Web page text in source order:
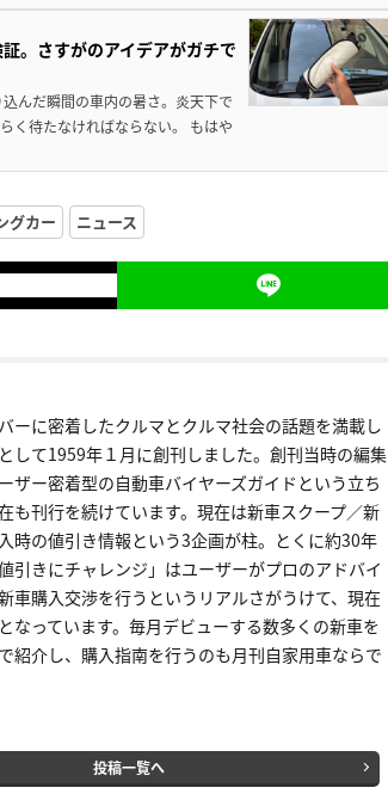
。さすがのアイデアがガチで
んだ瞬間の車内の暑さ。炎天下で
く待たなければならない。 もはや
グカー ニュース
ーに密着したクルマとクルマ社会の話題を満載し
して1959年１月に創刊しました。創刊当時の編集
ザー密着型の自動車バイヤーズガイドという立ち
も刊行を続けています。現在は新車スクープ／新
時の値引き情報という3企画が柱。とくに約30年
引きにチャレンジ」はユーザーがプロのアドバイ
車購入交渉を行うというリアルさがうけて、現在
なっています。毎月デビューする数多くの新車を
紹介し、購入指南を行うのも月刊自家用車ならで
投稿一覧へ